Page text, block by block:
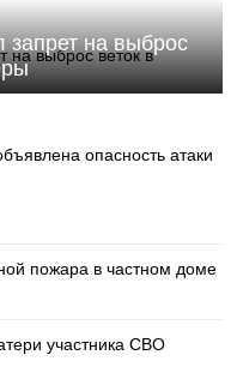
запрет на выброс
опасность атаки
пожара в частном доме
участника СВО